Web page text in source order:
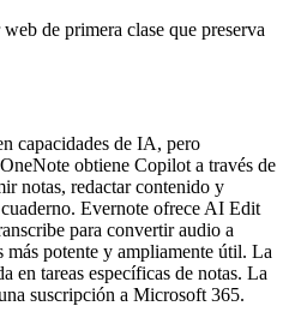
de primera clase que preserva
capacidades de IA, pero
obtiene Copilot a través de
notas, redactar contenido y
Evernote ofrece AI Edit
para convertir audio a
potente y ampliamente útil. La
en tareas específicas de notas. La
suscripción a Microsoft 365.